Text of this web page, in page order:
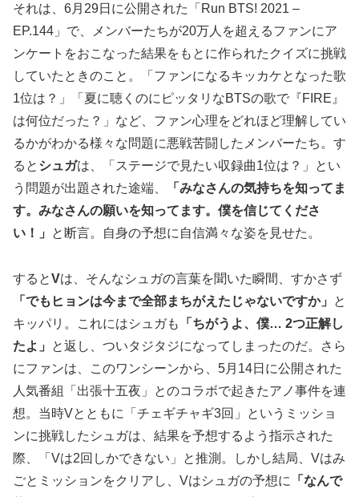
それは、6月29日に公開された「Run BTS! 2021 –
EP.144」で、メンバーたちが20万人を超えるファンにア
ンケートをおこなった結果をもとに作られたクイズに挑戦
していたときのこと。「ファンになるキッカケとなった歌
1位は？」「夏に聴くのにピッタリなBTSの歌で『FIRE』
は何位だった？」など、ファン心理をどれほど理解してい
るかがわかる様々な問題に悪戦苦闘したメンバーたち。す
ると シュガは、「ステージで見たい収録曲1位は？」とい
う問題が出題された途端、
「みなさんの気持ちを知ってま
す。みなさんの願いを知ってます。僕を信じてくださ
い！」
と断言。自身の予想に自信満々な姿を見せた。
するとVは、そんなシュガの言葉を聞いた瞬間、すかさず
「でもヒョンは今まで全部まちがえたじゃないですか」
と
キッパリ。これにはシュガも
「ちがうよ、僕… 2つ正解し
たよ」
と返し、ついタジタジになってしまったのだ。さら
にファンは、このワンシーンから、5月14日に公開された
人気番組「出張十五夜」とのコラボで起きたアノ事件を連
想。当時Vとともに「チェギチャギ3回」というミッショ
ンに挑戦したシュガは、結果を予想するよう指示された
際、「Vは2回しかできない」と推測。しかし結局、Vはみ
ごとミッションをクリアし、Vはシュガの予想に
「なんで